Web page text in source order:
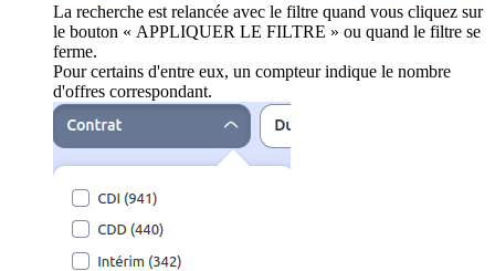
La recherche est relancée avec le filtre quand vous cliquez sur
le bouton « APPLIQUER LE FILTRE » ou quand le filtre se
ferme.
Pour certains d'entre eux, un compteur indique le nombre
d'offres correspondant.